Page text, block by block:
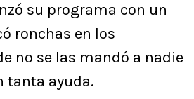
su programa con un
ronchas en los
no se las mandó a nadie
tanta ayuda.